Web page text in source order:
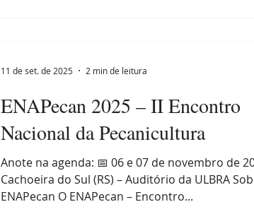
convidados — ''Entre o po
ENAPecan 2025 – II Encontro
Nacional da Pecanicultura
Anote na agenda: 📅 06 e 07 de novembro de
Cachoeira do Sul (RS) – Auditório da ULBRA
ENAPecan O ENAPecan – Encontro...
11 de set. de 2025 2 min de leitura